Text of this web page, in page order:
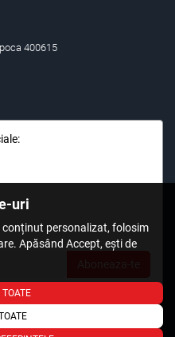
400615
newsletter astazi.
uri
personalizat, folosim
Apăsând Accept, ești de
Politica de Cookies mai multe
retragerii acordului.